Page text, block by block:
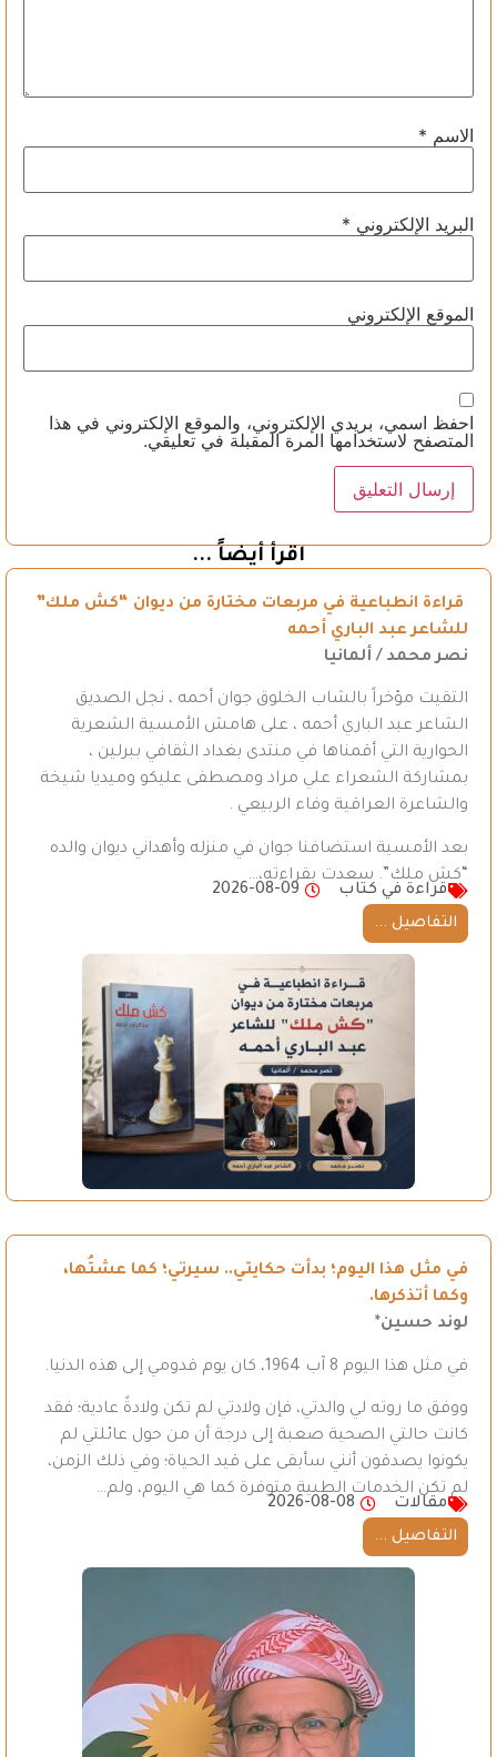
الاسم *
البريد الإلكتروني *
الموقع الإلكتروني
احفظ اسمي، بريدي الإلكتروني، والموقع الإلكتروني في هذا
المتصفح لاستخدامها المرة المقبلة في تعليقي.
اقرأ أيضاً ...
قراءة انطباعية في مربعات مختارة من ديوان “كش ملك”
للشاعر عبد الباري أحمه
نصر محمد / ألمانيا
التقيت مؤخراً بالشاب الخلوق جوان أحمه ، نجل الصديق
الشاعر عبد الباري أحمه ، على هامش الأمسية الشعرية
الحوارية التي أقمناها في منتدى بغداد الثقافي ببرلين ،
بمشاركة الشعراء علي مراد ومصطفى عليكو وميديا شيخة
والشاعرة العراقية وفاء الربيعي .
بعد الأمسية استضافنا جوان في منزله وأهداني ديوان والده
“كش ملك”. سعدت بقراءته،…
قراءة في كتاب
2026-08-09
التفاصيل ...
في مثل هذا اليوم؛ بدأت حكايتي.. سيرتي؛ كما عشتُها،
وكما أتذكرها.
لوند حسين*
في مثل هذا اليوم 8 آب 1964، كان يوم قدومي إلى هذه الدنيا.
ووفق ما روته لي والدتي، فإن ولادتي لم تكن ولادةً عادية؛ فقد
كانت حالتي الصحية صعبة إلى درجة أن من حول عائلتي لم
يكونوا يصدقون أنني سأبقى على قيد الحياة؛ وفي ذلك الزمن،
لم تكن الخدمات الطبية متوفرة كما هي اليوم، ولم…
مقالات
2026-08-08
التفاصيل ...